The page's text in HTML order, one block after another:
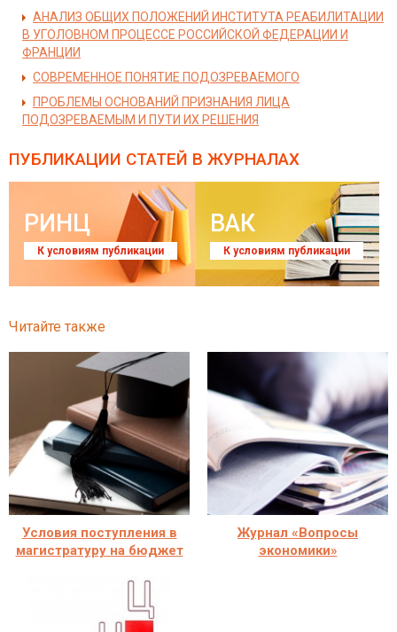
АНАЛИЗ ОБЩИХ ПОЛОЖЕНИЙ ИНСТИТУТА РЕАБИЛИТАЦИИ
В УГОЛОВНОМ ПРОЦЕССЕ РОССИЙСКОЙ ФЕДЕРАЦИИ И
ФРАНЦИИ
СОВРЕМЕННОЕ ПОНЯТИЕ ПОДОЗРЕВАЕМОГО
ПРОБЛЕМЫ ОСНОВАНИЙ ПРИЗНАНИЯ ЛИЦА
ПОДОЗРЕВАЕМЫМ И ПУТИ ИХ РЕШЕНИЯ
ПУБЛИКАЦИИ СТАТЕЙ В ЖУРНАЛАХ
РИНЦ
К условиям публикации
ВАК
К условиям публикации
Читайте также
Условия поступления в
магистратуру на бюджет
Журнал «Вопросы
экономики»